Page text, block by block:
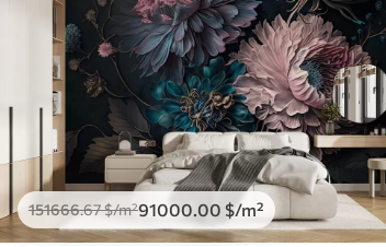
151666.67$/m²91000.00 $/m²